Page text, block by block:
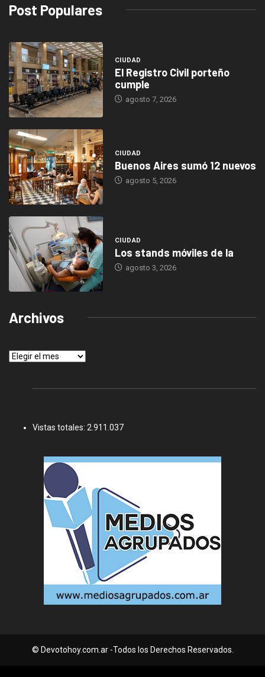
Post Populares
CIUDAD
El Registro Civil porteño
cumple
agosto 7, 2026
CIUDAD
Buenos Aires sumó 12 nuevos
agosto 5, 2026
CIUDAD
Los stands móviles de la
agosto 3, 2026
Archivos
Archivos
Vistas totales: 2.911.037
© Devotohoy.com.ar -Todos los Derechos Reservados.